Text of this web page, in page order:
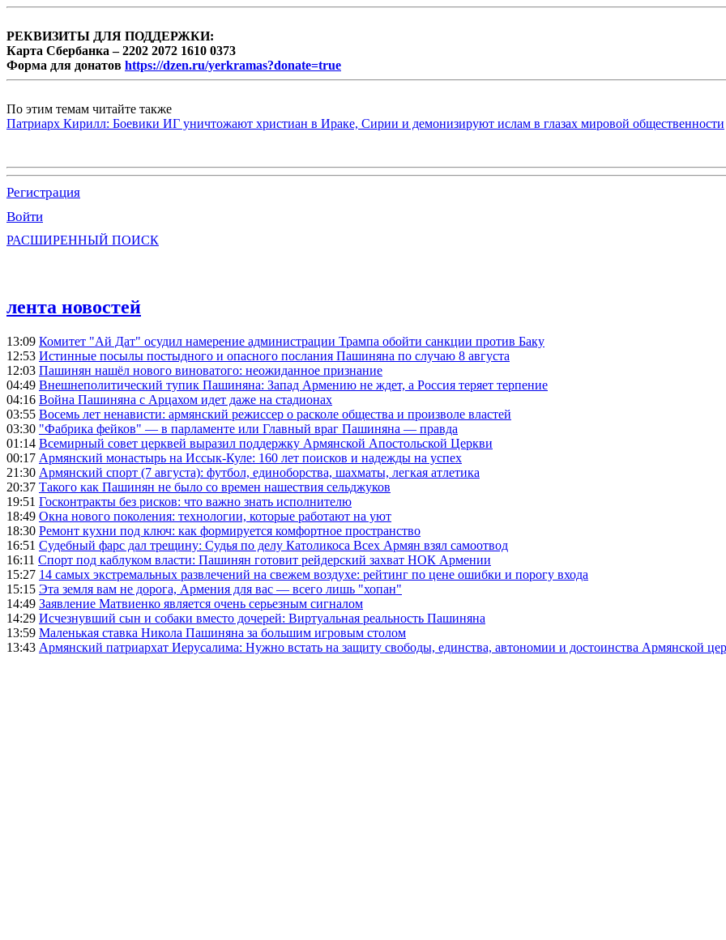
РЕКВИЗИТЫ ДЛЯ ПОДДЕРЖКИ:
Карта Сбербанка – 2202 2072 1610 0373
Форма для донатов https://dzen.ru/yerkramas?donate=true
По этим темам читайте также
Патриарх Кирилл: Боевики ИГ уничтожают христиан в Ираке, Сирии и демонизируют ислам в глазах мировой общественности
Регистрация
Войти
РАСШИРЕННЫЙ ПОИСК
лента новостей
13:09 Комитет "Ай Дат" осудил намерение администрации Трампа обойти санкции против Баку
12:53 Истинные посылы постыдного и опасного послания Пашиняна по случаю 8 августа
12:03 Пашинян нашёл нового виноватого: неожиданное признание
04:49 Внешнеполитический тупик Пашиняна: Запад Армению не ждет, а Россия теряет терпение
04:16 Война Пашиняна с Арцахом идет даже на стадионах
03:55 Восемь лет ненависти: армянский режиссер о расколе общества и произволе властей
03:30 "Фабрика фейков" — в парламенте или Главный враг Пашиняна — правда
01:14 Всемирный совет церквей выразил поддержку Армянской Апостольской Церкви
00:17 Армянский монастырь на Иссык-Куле: 160 лет поисков и надежды на успех
21:30 Армянский спорт (7 августа): футбол, единоборства, шахматы, легкая атлетика
20:37 Такого как Пашинян не было со времен нашествия сельджуков
19:51 Госконтракты без рисков: что важно знать исполнителю
18:49 Окна нового поколения: технологии, которые работают на уют
18:30 Ремонт кухни под ключ: как формируется комфортное пространство
16:51 Судебный фарс дал трещину: Судья по делу Католикоса Всех Армян взял самоотвод
16:11 Спорт под каблуком власти: Пашинян готовит рейдерский захват НОК Армении
15:27 14 самых экстремальных развлечений на свежем воздухе: рейтинг по цене ошибки и порогу входа
15:15 Эта земля вам не дорога, Армения для вас — всего лишь "хопан"
14:49 Заявление Матвиенко является очень серьезным сигналом
14:29 Исчезнувший сын и собаки вместо дочерей: Виртуальная реальность Пашиняна
13:59 Маленькая ставка Никола Пашиняна за большим игровым столом
13:43 Армянский патриархат Иерусалима: Нужно встать на защиту свободы, единства, автономии и достоинства Армянской